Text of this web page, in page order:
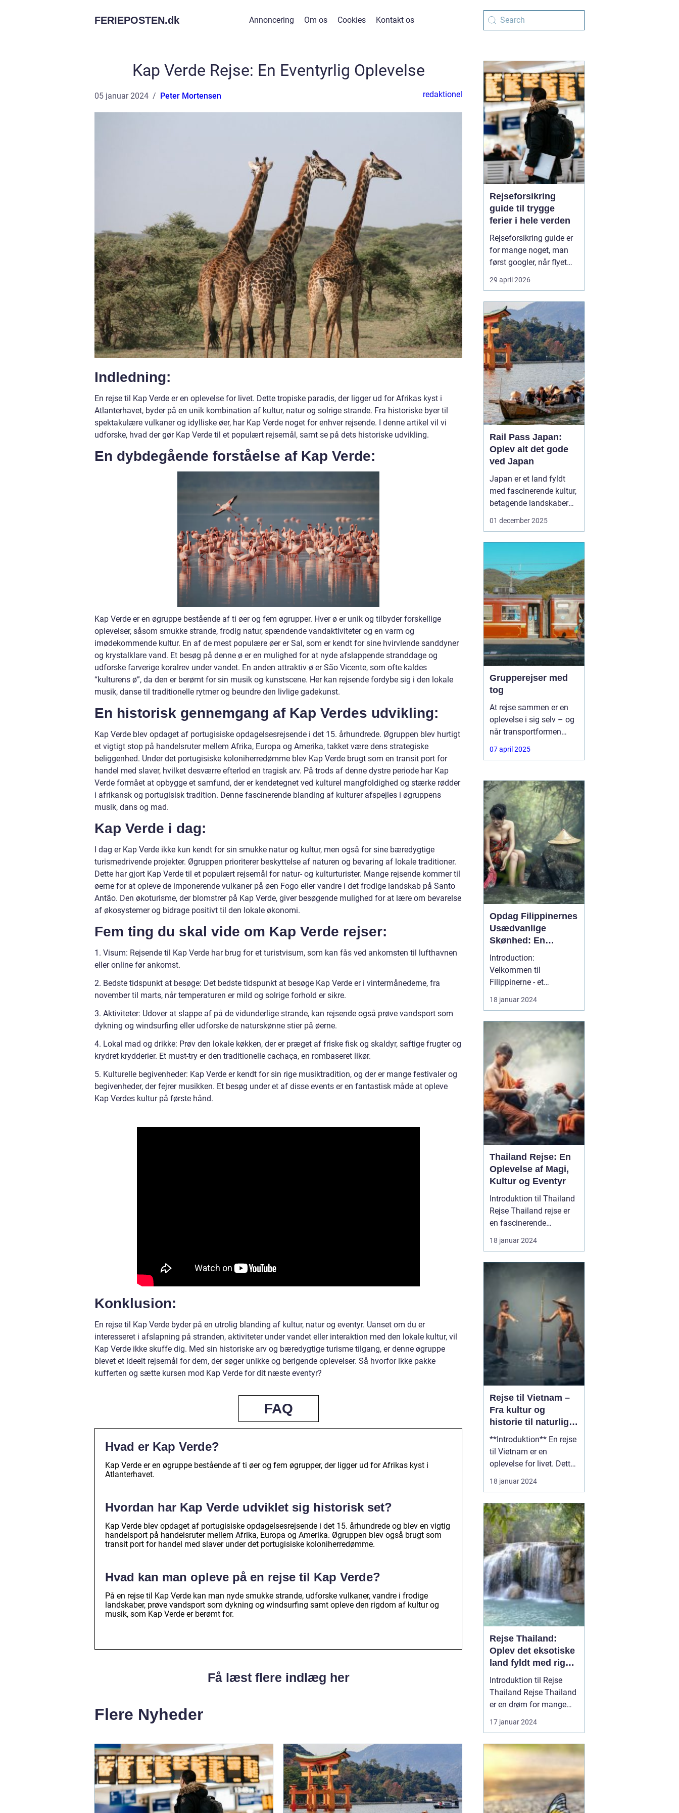
FERIEPOSTEN.dk Annoncering Om os Cookies Kontakt os
Kap Verde Rejse: En Eventyrlig Oplevelse
05 januar 2024 Peter Mortensen redaktionel
Indledning:
En rejse til Kap Verde er en oplevelse for livet. Dette tropiske paradis, der ligger ud for Afrikas kyst i
Atlanterhavet, byder på en unik kombination af kultur, natur og solrige strande. Fra historiske byer til
spektakulære vulkaner og idylliske øer, har Kap Verde noget for enhver rejsende. I denne artikel vil vi
udforske, hvad der gør Kap Verde til et populært rejsemål, samt se på dets historiske udvikling.
En dybdegående forståelse af Kap Verde:
Kap Verde er en øgruppe bestående af ti øer og fem øgrupper. Hver ø er unik og tilbyder forskellige
oplevelser, såsom smukke strande, frodig natur, spændende vandaktiviteter og en varm og
imødekommende kultur. En af de mest populære øer er Sal, som er kendt for sine hvirvlende sanddyner
og krystalklare vand. Et besøg på denne ø er en mulighed for at nyde afslappende stranddage og
udforske farverige koralrev under vandet. En anden attraktiv ø er São Vicente, som ofte kaldes
“kulturens ø”, da den er berømt for sin musik og kunstscene. Her kan rejsende fordybe sig i den lokale
musik, danse til traditionelle rytmer og beundre den livlige gadekunst.
En historisk gennemgang af Kap Verdes udvikling:
Kap Verde blev opdaget af portugisiske opdagelsesrejsende i det 15. århundrede. Øgruppen blev hurtigt
et vigtigt stop på handelsruter mellem Afrika, Europa og Amerika, takket være dens strategiske
beliggenhed. Under det portugisiske koloniherredømme blev Kap Verde brugt som en transit port for
handel med slaver, hvilket desværre efterlod en tragisk arv. På trods af denne dystre periode har Kap
Verde formået at opbygge et samfund, der er kendetegnet ved kulturel mangfoldighed og stærke rødder
i afrikansk og portugisisk tradition. Denne fascinerende blanding af kulturer afspejles i øgruppens
musik, dans og mad.
Kap Verde i dag:
I dag er Kap Verde ikke kun kendt for sin smukke natur og kultur, men også for sine bæredygtige
turismedrivende projekter. Øgruppen prioriterer beskyttelse af naturen og bevaring af lokale traditioner.
Dette har gjort Kap Verde til et populært rejsemål for natur- og kulturturister. Mange rejsende kommer til
øerne for at opleve de imponerende vulkaner på øen Fogo eller vandre i det frodige landskab på Santo
Antão. Den økoturisme, der blomstrer på Kap Verde, giver besøgende mulighed for at lære om bevarelse
af økosystemer og bidrage positivt til den lokale økonomi.
Fem ting du skal vide om Kap Verde rejser:
1. Visum: Rejsende til Kap Verde har brug for et turistvisum, som kan fås ved ankomsten til lufthavnen
eller online før ankomst.
2. Bedste tidspunkt at besøge: Det bedste tidspunkt at besøge Kap Verde er i vintermånederne, fra
november til marts, når temperaturen er mild og solrige forhold er sikre.
3. Aktiviteter: Udover at slappe af på de vidunderlige strande, kan rejsende også prøve vandsport som
dykning og windsurfing eller udforske de naturskønne stier på øerne.
4. Lokal mad og drikke: Prøv den lokale køkken, der er præget af friske fisk og skaldyr, saftige frugter og
krydret krydderier. Et must-try er den traditionelle cachaça, en rombaseret likør.
5. Kulturelle begivenheder: Kap Verde er kendt for sin rige musiktradition, og der er mange festivaler og
begivenheder, der fejrer musikken. Et besøg under et af disse events er en fantastisk måde at opleve
Kap Verdes kultur på første hånd.
Konklusion:
En rejse til Kap Verde byder på en utrolig blanding af kultur, natur og eventyr. Uanset om du er
interesseret i afslapning på stranden, aktiviteter under vandet eller interaktion med den lokale kultur, vil
Kap Verde ikke skuffe dig. Med sin historiske arv og bæredygtige turisme tilgang, er denne øgruppe
blevet et ideelt rejsemål for dem, der søger unikke og berigende oplevelser. Så hvorfor ikke pakke
kufferten og sætte kursen mod Kap Verde for dit næste eventyr?
FAQ
Hvad er Kap Verde?
Kap Verde er en øgruppe bestående af ti øer og fem øgrupper, der ligger ud for Afrikas kyst i
Atlanterhavet.
Hvordan har Kap Verde udviklet sig historisk set?
Kap Verde blev opdaget af portugisiske opdagelsesrejsende i det 15. århundrede og blev en vigtig
handelsport på handelsruter mellem Afrika, Europa og Amerika. Øgruppen blev også brugt som
transit port for handel med slaver under det portugisiske koloniherredømme.
Hvad kan man opleve på en rejse til Kap Verde?
På en rejse til Kap Verde kan man nyde smukke strande, udforske vulkaner, vandre i frodige
landskaber, prøve vandsport som dykning og windsurfing samt opleve den rigdom af kultur og
musik, som Kap Verde er berømt for.
Få læst flere indlæg her
Flere Nyheder
Rejseforsikring
guide til trygge
ferier i hele verden
Rejseforsikring guide er
for mange noget, man
først googler, når flyet
snart letter, eller passet
allerede ligger i
af det er en god
rejseforsikring lige så
vigtig som billet og pas.
Med en gennemarbejdet
forsikring kan du
undgå...
29 april 2026
Rail Pass Japan:
Oplev alt det gode
ved Japan
Japan er et land fyldt
med fascinerende kultur,
betagende landskaber
og travle byer. For
af de bedste måder at
komme rundt på ved at
bruge et "Rail Pass
Japan". ...
01 december 2025
Grupperejser med
tog
At rejse sammen er en
oplevelse i sig selv – og
når transportformen
samtidig er både
komfortabel, bæredygtig
ikke meget bedre.
07 april 2025
Opdag Filippinernes
Usædvanlige
Skønhed: En
Dybdegående
Rejseguide til
Filippinerne
Introduction:
Velkommen til
Filippinerne - et
fortryllende rejsemål, der
byder på uspoleret natur,
livlige byer og en unik
kultur. Denne
dybdegående rejseguide
er beregnet til rejsende
og eventyrlystne, der
ønsker at udforske Fil...
18 januar 2024
Thailand Rejse: En
Oplevelse af Magi,
Kultur og Eventyr
Introduktion til Thailand
Rejse Thailand rejse er
en fascinerende
oplevelse for rejsende og
eventyrlystne sjæle, der
række naturlige
underværker, historiske
steder, livlige byer og en
unik kultur. Beliggende i
det sydøstlige Asi...
18 januar 2024
Rejse til Vietnam –
Fra kultur og
historie til naturlig
skønhed
**Introduktion** En rejse
til Vietnam er en
oplevelse for livet. Dette
vidunderlige land i
Sydøstasien er fyldt med
fascinerende historie og
betagende naturlig
skønhed. Uanset om du
er en eventyrlysten
rejsende eller en
kulturintere...
18 januar 2024
Rejse Thailand:
Oplev det eksotiske
land fyldt med rig
kultur og betagende
skønhed
Introduktion til Rejse
Thailand Rejse Thailand
er en drøm for mange
eventyrlystne rejsende,
der søger at opleve
smukke strande og
spændende historie.
Beliggende i
Sydøstasien er Thailand
berømt for sin
17 januar 2024